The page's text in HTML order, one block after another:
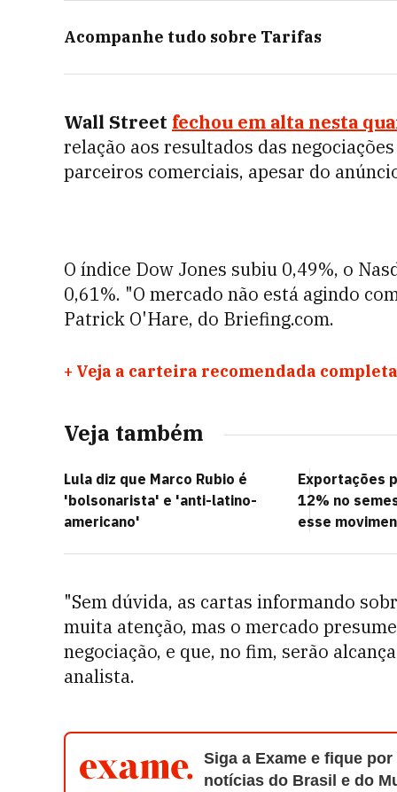
Acompanhe tudo sobre Tarifas
Wall Street fechou em alta nesta
relação aos resultados das
parceiros comerciais, apesar do
O índice Dow Jones subiu 0,49%, o
0,61%. "O mercado não está agindo
Patrick O'Hare, do Briefing.com.
+ Veja a carteira recomendada
Veja também
Lula diz que Marco Rubio é
'bolsonarista' e 'anti-latino-
americano'
Exportações
12% no
esse
"Sem dúvida, as cartas informando
muita atenção, mas o mercado
negociação, e que, no fim, serão
analista.
Siga a Exame e fique
notícias do Brasil e do